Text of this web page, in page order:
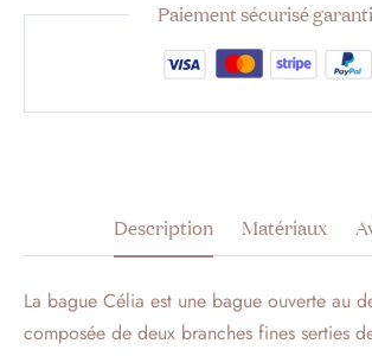
Paiement sécurisé garanti
Description Matériaux
La bague Célia est une bague ouverte au
composée de deux branches fines serties